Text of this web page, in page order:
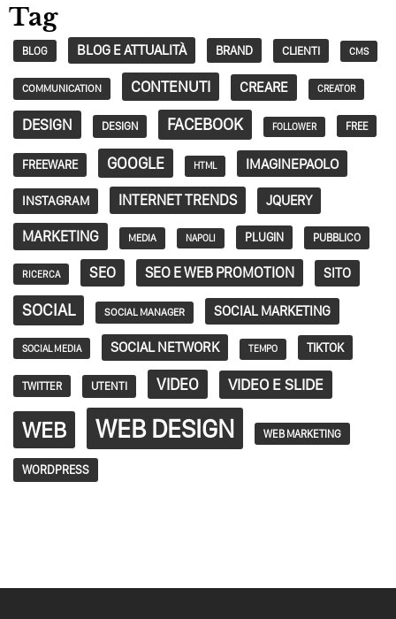
Tag
BLOG BLOG E ATTUALITÀ BRAND CLIENTI CMS
COMMUNICATION CONTENUTI CREARE CREATOR
DESIGN DESIGN FACEBOOK FOLLOWER FREE
FREEWARE GOOGLE HTML IMAGINEPAOLO
INSTAGRAM INTERNET TRENDS JQUERY
MARKETING MEDIA NAPOLI PLUGIN PUBBLICO
RICERCA SEO SEO E WEB PROMOTION SITO
SOCIAL SOCIAL MANAGER SOCIAL MARKETING
SOCIAL MEDIA SOCIAL NETWORK TEMPO TIKTOK
TWITTER UTENTI VIDEO VIDEO E SLIDE
WEB WEB DESIGN WEB MARKETING
WORDPRESS